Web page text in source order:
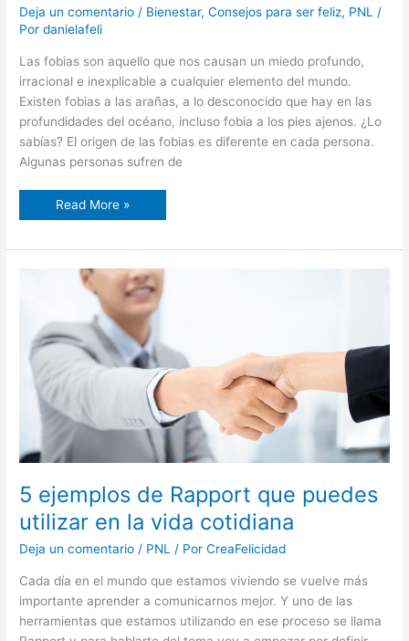
Deja un comentario / Bienestar,Consejos para ser feliz, PNL /
Pordanielafeli
Las fobias son aquello que nos causan un miedo profundo,
irracional e inexplicable a cualquier elemento del mundo.
Existen fobias a las arañas, a lo desconocido que hay en las
profundidades del océano, incluso fobia a los pies ajenos. ¿Lo
sabías? El origen de las fobias es diferente en cada persona.
Algunas personas sufren de
Read More »
5 ejemplos de Rapport que puedes
utilizar en la vida cotidiana
Deja un comentario / PNL / PorCreaFelicidad
Cada día en el mundo que estamos viviendo se vuelve más
importante aprender a comunicarnos mejor. Y uno de las
herramientas que estamos utilizando en ese proceso se llama
ejemplos
Rapport
que
puedes
utilizar
vida
cotidiana